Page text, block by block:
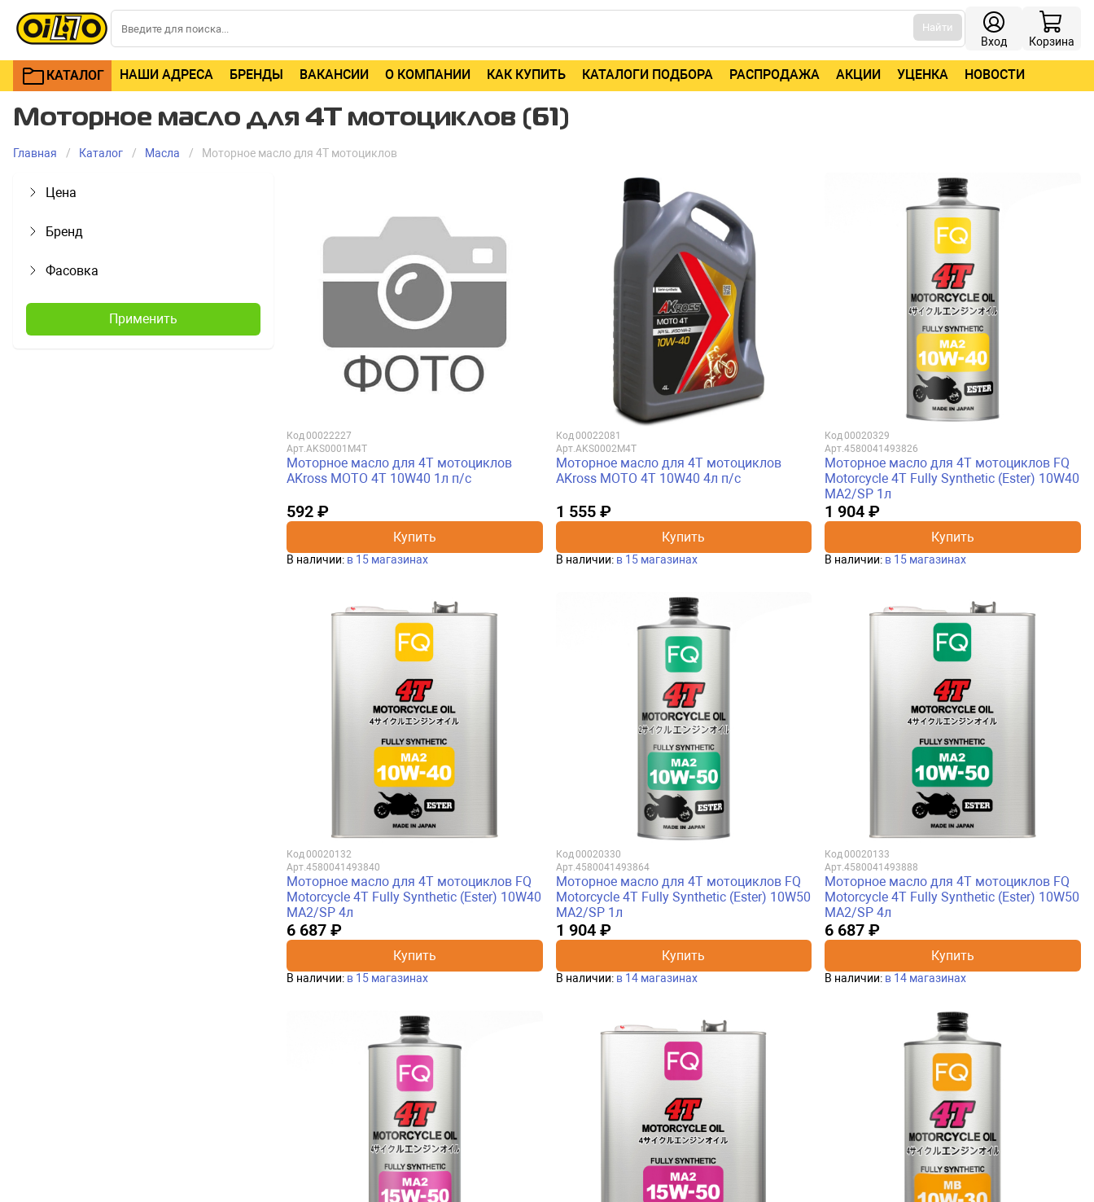
Найти
Вход Корзина
КАТАЛОГ НАШИ АДРЕСА БРЕНДЫ ВАКАНСИИ О КОМПАНИИ КАК КУПИТЬ КАТАЛОГИ ПОДБОРА РАСПРОДАЖА АКЦИИ УЦЕНКА НОВОСТИ
Моторное масло для 4Т мотоциклов (61)
Главная Каталог Масла Моторное масло для 4Т мотоциклов
Цена
Бренд
Фасовка
Применить
Код 00022227
Арт. AKS0001M4T
Моторное масло для 4Т мотоциклов
AKross МОТО 4Т 10W40 1л п/с
592 ₽
Купить
В наличии: в 15 магазинах
Код 00022081
Арт. AKS0002M4T
Моторное масло для 4Т мотоциклов
AKross МОТО 4Т 10W40 4л п/с
1 555 ₽
Купить
В наличии: в 15 магазинах
Код 00020329
Арт.4580041493826
Моторное масло для 4Т мотоциклов FQ
Motorcycle 4T Fully Synthetic (Ester) 10W40
MA2/SP 1л
1 904 ₽
Купить
В наличии: в 15 магазинах
Код00020132
Арт.4580041493840
Моторное масло для 4Т мотоциклов FQ
Motorcycle 4T Fully Synthetic (Ester) 10W40
MA2/SP 4л
6 687 ₽
Купить
В наличии: в 15 магазинах
Код00020330
Арт.4580041493864
Моторное масло для 4Т мотоциклов FQ
Motorcycle 4T Fully Synthetic (Ester) 10W50
MA2/SP 1л
1 904 ₽
Купить
В наличии: в 14 магазинах
Код00020133
Арт.4580041493888
Моторное масло для 4Т мотоциклов FQ
Motorcycle 4T Fully Synthetic (Ester) 10W50
MA2/SP 4л
6 687 ₽
Купить
В наличии: в 14 магазинах